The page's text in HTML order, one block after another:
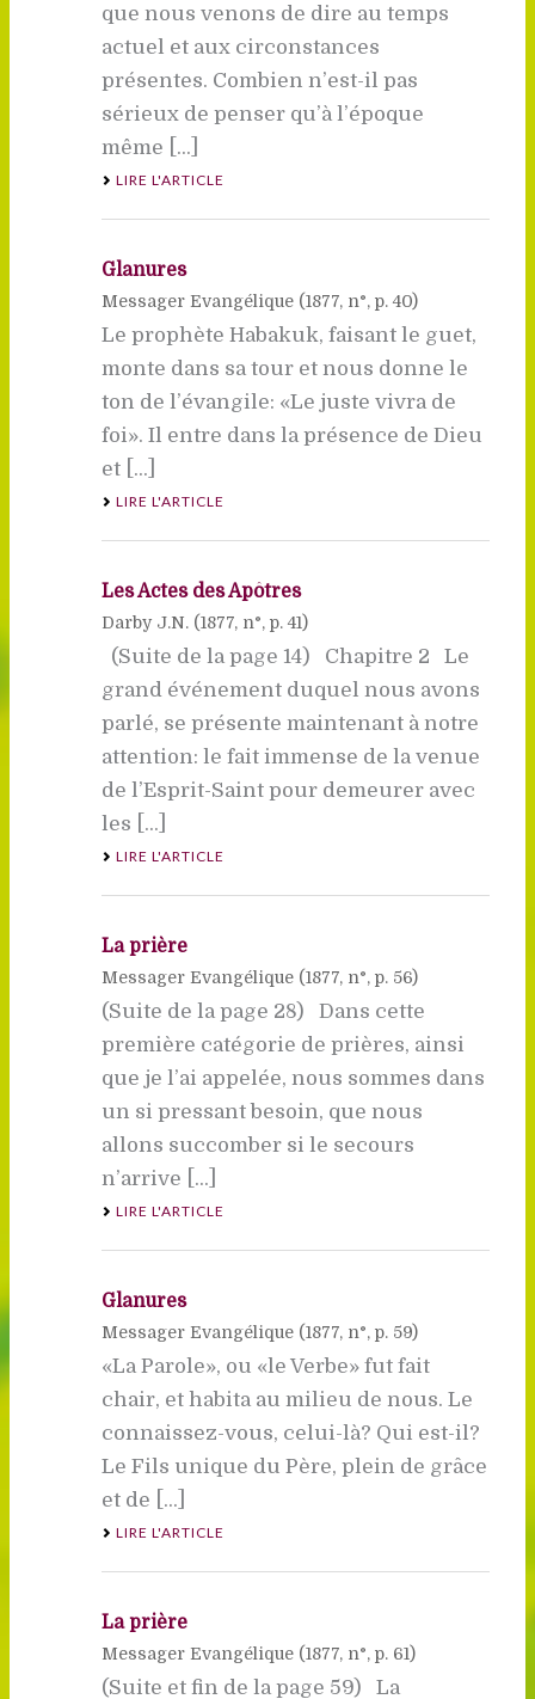
que nous venons de dire au temps
actuel et aux circonstances
présentes. Combien n’est-il pas
sérieux de penser qu’à l’époque
même [...]
LIRE L'ARTICLE
Glanures
Messager Evangélique (1877, n°, p. 40)
Le prophète Habakuk, faisant le guet,
monte dans sa tour et nous donne le
ton de l’évangile: «Le juste vivra de
foi». Il entre dans la présence de Dieu
et [...]
LIRE L'ARTICLE
Les Actes des Apôtres
Darby J.N. (1877, n°, p. 41)
(Suite de la page 14) Chapitre 2 Le
grand événement duquel nous avons
parlé, se présente maintenant à notre
attention: le fait immense de la venue
de l’Esprit-Saint pour demeurer avec
les [...]
LIRE L'ARTICLE
La prière
Messager Evangélique (1877, n°, p. 56)
(Suite de la page 28) Dans cette
première catégorie de prières, ainsi
que je l’ai appelée, nous sommes dans
un si pressant besoin, que nous
allons succomber si le secours
n’arrive [...]
LIRE L'ARTICLE
Glanures
Messager Evangélique (1877, n°, p. 59)
«La Parole», ou «le Verbe» fut fait
chair, et habita au milieu de nous. Le
connaissez-vous, celui-là? Qui est-il? 
Le Fils unique du Père, plein de grâce
et de [...]
LIRE L'ARTICLE
La prière
Messager Evangélique (1877, n°, p. 61)
(Suite et fin de la page 59) La